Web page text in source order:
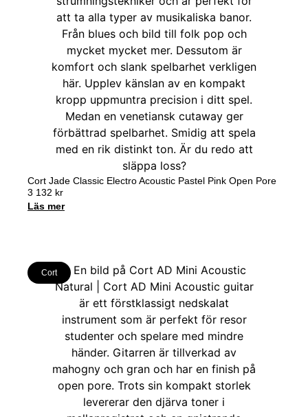
Cort Jade Classic Electro Acoustic Pastel Pink Open Pore
3 132 kr
Läs mer
Cort